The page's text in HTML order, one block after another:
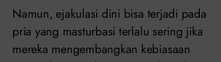
Namun, ejakulasi dini bisa terjadi pada
pria yang masturbasi terlalu sering jika
mereka mengembangkan kebiasaan